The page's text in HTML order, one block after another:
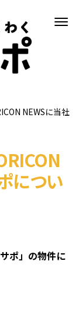
NEWSに当社
につい
ポ」の物件に